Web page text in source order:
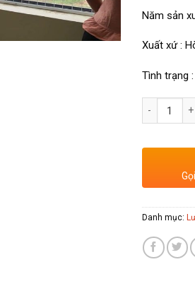
Năm sản
Xuất xứ :
Tình trạng
Lưới an
Danh mục: